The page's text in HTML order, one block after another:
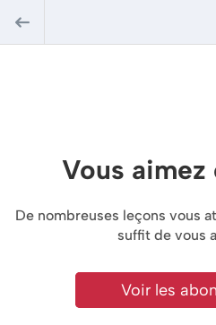
Vous aimez
De nombreuses leçons vous
suffit de vous
Voir les